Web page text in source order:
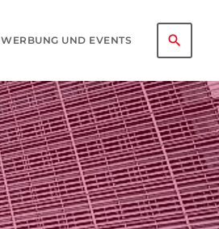
WERBUNG UND EVENTS search